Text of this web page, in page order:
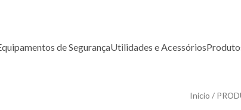
de SegurançaUtilidades e Acessórios
Início /